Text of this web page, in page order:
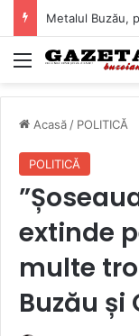
Mediu
Acasă / POLITICĂ
POLITICĂ
extinde
multe
Buzău și